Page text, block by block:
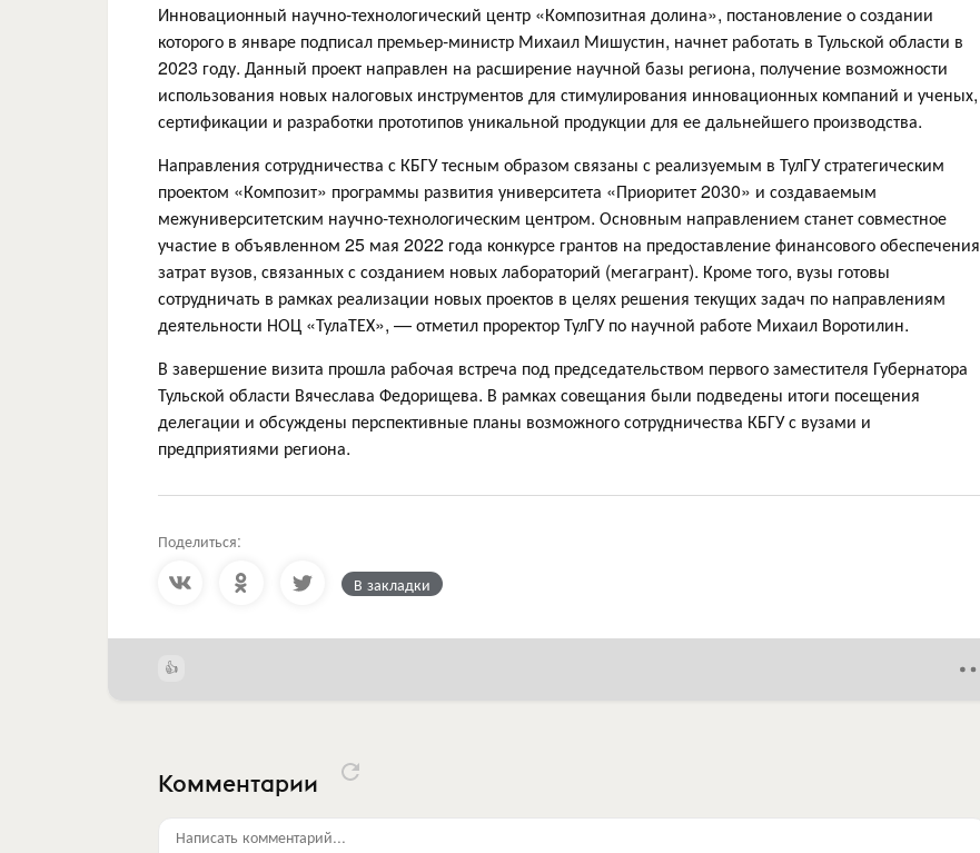
Инновационный научно-технологический центр «Композитная долина», постановление о создании
которого в январе подписал премьер-министр Михаил Мишустин, начнет работать в Тульской области в
2023 году. Данный проект направлен на расширение научной базы региона, получение возможности
использования новых налоговых инструментов для стимулирования инновационных компаний и ученых,
сертификации и разработки прототипов уникальной продукции для ее дальнейшего производства.
Направления сотрудничества с КБГУ тесным образом связаны с реализуемым в ТулГУ стратегическим
проектом «Композит» программы развития университета «Приоритет 2030» и создаваемым
межуниверситетским научно-технологическим центром. Основным направлением станет совместное
участие в объявленном 25 мая 2022 года конкурсе грантов на предоставление финансового обеспечения
затрат вузов, связанных с созданием новых лабораторий (мегагрант). Кроме того, вузы готовы
сотрудничать в рамках реализации новых проектов в целях решения текущих задач по направлениям
деятельности НОЦ «ТулаТЕХ», — отметил проректор ТулГУ по научной работе Михаил Воротилин.
В завершение визита прошла рабочая встреча под председательством первого заместителя Губернатора
Тульской области Вячеслава Федорищева. В рамках совещания были подведены итоги посещения
делегации и обсуждены перспективные планы возможного сотрудничества КБГУ с вузами и
предприятиями региона.
Поделиться:
В закладки
Комментарии
Написать комментарий...